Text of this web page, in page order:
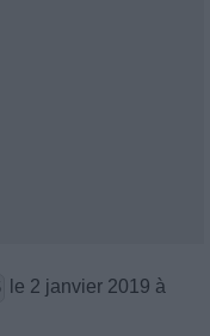
le 2 janvier 2019 à